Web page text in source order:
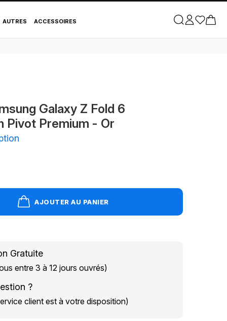
Premium - Or
AUTRES ACCESSOIRES
Galaxy Z Fold 6
Pivot Premium - Or
AJOUTER AU PANIER
Gratuite
entre 3 à 12 jours ouvrés)
?
client est à votre disposition)